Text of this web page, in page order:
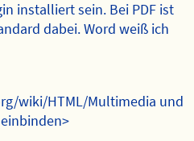
installiert sein. Bei PDF ist
dabei. Word weiß ich
wiki/HTML/Multimedia und